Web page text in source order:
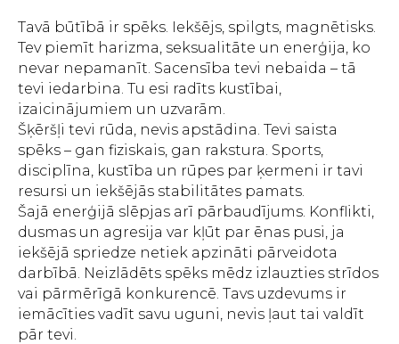
Tavā būtībā ir spēks. Iekšējs, spilgts, magnētisks.
Tev piemīt harizma, seksualitāte un enerģija, ko
nevar nepamanīt. Sacensība tevi nebaida – tā
tevi iedarbina. Tu esi radīts kustībai,
izaicinājumiem un uzvarām.
Šķēršļi tevi rūda, nevis apstādina. Tevi saista
spēks – gan fiziskais, gan rakstura. Sports,
disciplīna, kustība un rūpes par ķermeni ir tavi
resursi un iekšējās stabilitātes pamats.
Šajā enerģijā slēpjas arī pārbaudījums. Konflikti,
dusmas un agresija var kļūt par ēnas pusi, ja
iekšējā spriedze netiek apzināti pārveidota
darbībā. Neizlādēts spēks mēdz izlauzties strīdos
vai pārmērīgā konkurencē. Tavs uzdevums ir
iemācīties vadīt savu uguni, nevis ļaut tai valdīt
pār tevi.